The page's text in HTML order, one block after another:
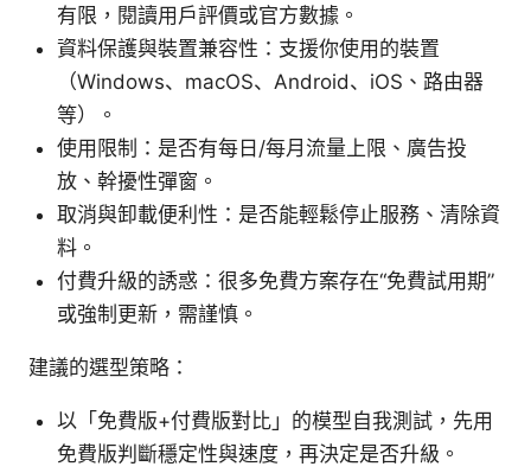
有限，閱讀用戶評價或官方數據。
資料保護與裝置兼容性：支援你使用的裝置
（Windows、macOS、Android、iOS、路由器
等）。
使用限制：是否有每日/每月流量上限、廣告投
放、幹擾性彈窗。
取消與卸載便利性：是否能輕鬆停止服務、清除資
料。
付費升級的誘惑：很多免費方案存在“免費試用期”
或強制更新，需謹慎。
建議的選型策略：
以「免費版+付費版對比」的模型自我測試，先用
免費版判斷穩定性與速度，再決定是否升級。